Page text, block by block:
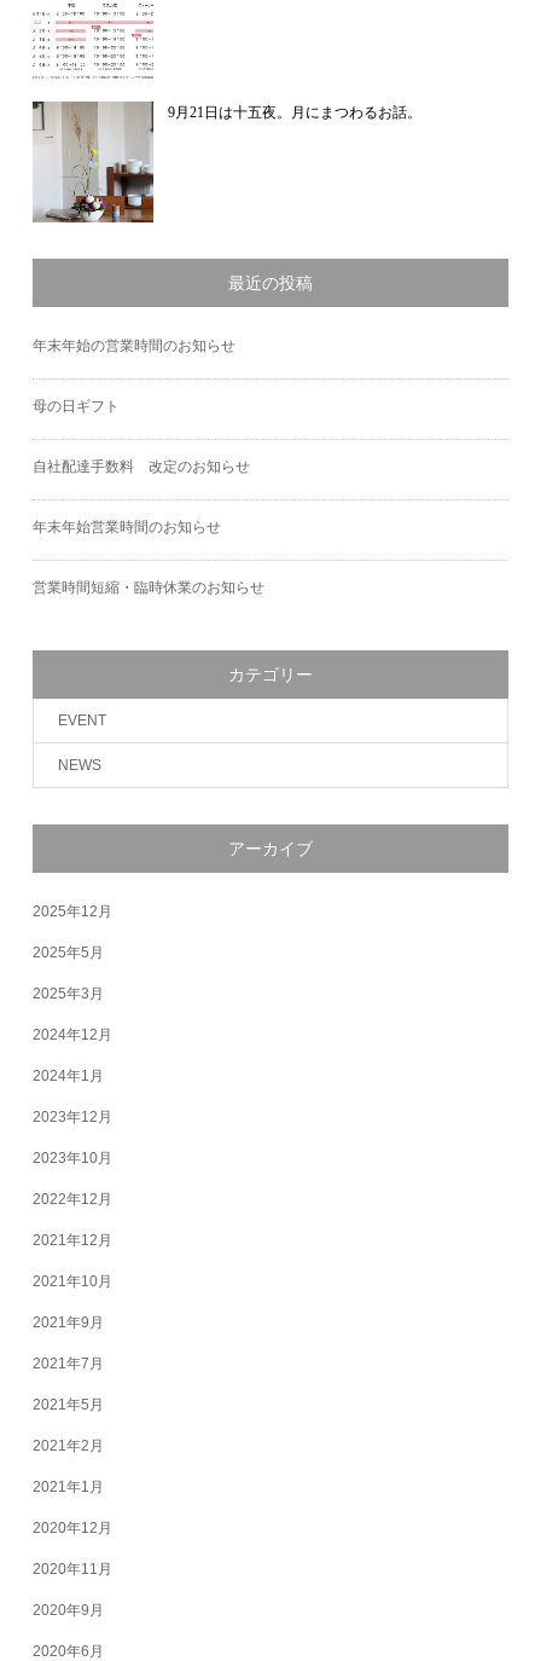
9月21日は十五夜。月にまつわるお話。
最近の投稿
年末年始の営業時間のお知らせ
母の日ギフト
自社配達手数料 改定のお知らせ
年末年始営業時間のお知らせ
営業時間短縮・臨時休業のお知らせ
カテゴリー
EVENT
NEWS
アーカイブ
2025年12月
2025年5月
2025年3月
2024年12月
2024年1月
2023年12月
2023年10月
2022年12月
2021年12月
2021年10月
2021年9月
2021年7月
2021年5月
2021年2月
2021年1月
2020年12月
2020年11月
2020年9月
2020年6月